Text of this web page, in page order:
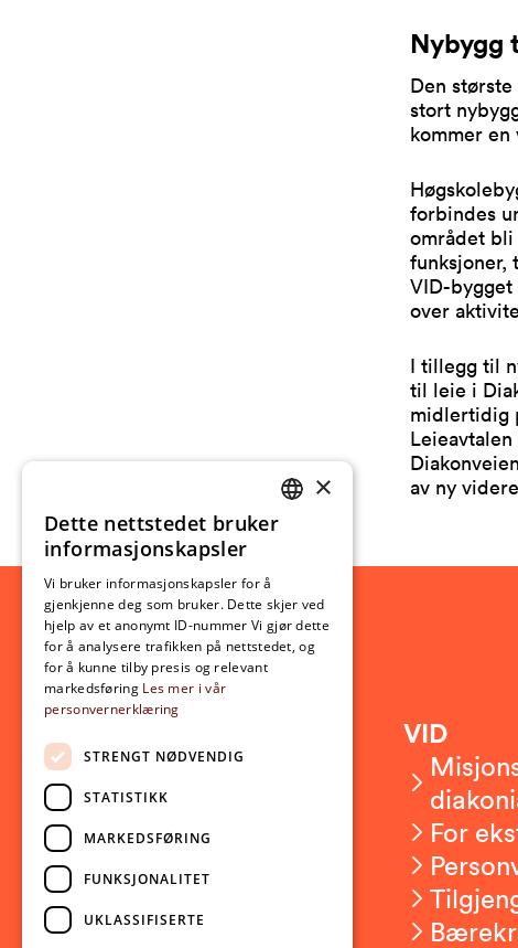
Nybygg
Den
stort
kommer en
forbindes
området
funksjoner,
VID-
over
I tillegg til
til leie i
midlertidig
av ny
Kontakt oss
Om VID
Ansatte
Presserom
Sikkerhet og beredskap
VID
For
NORWEGIAN
×
Dette nettstedet bruker
informasjonskapsler
Vi bruker informasjonskapsler for å
gjenkjenne deg som bruker. Dette skjer ved
hjelp av et anonymt ID-nummer Vi gjør dette
for å analysere trafikken på nettstedet, og
for å kunne tilby presis og relevant
markedsføring Les mer i vår
personvernerklæring
STRENGT NØDVENDIG
STATISTIKK
MARKEDSFØRING
FUNKSJONALITET
UKLASSIFISERTE